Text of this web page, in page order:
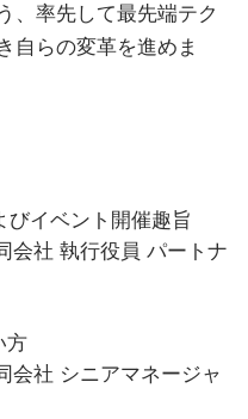
、率先して最先端テク
自らの変革を進めま
びイベント開催趣旨
会社 執行役員 パートナ
方
会社 シニアマネージャ